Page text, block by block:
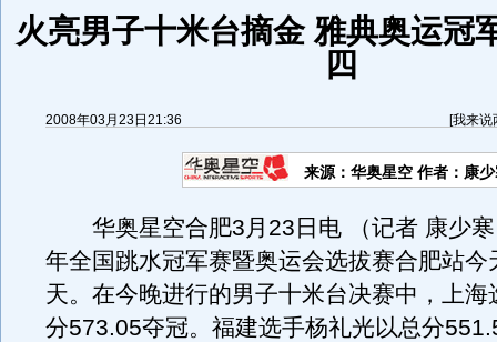
火亮男子十米台摘金 雅典奥运冠
四
2008年03月23日21:36 [我来说
来源：华奥星空 作者：康
华奥星空合肥3月23日电 （记者 康少寒
年全国跳水冠军赛暨奥运会选拔赛合肥站今
天。在今晚进行的男子十米台决赛中，上海
分573.05夺冠。福建选手杨礼光以总分